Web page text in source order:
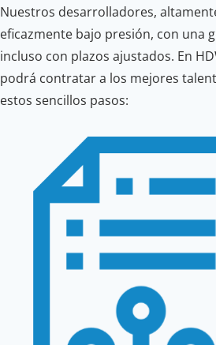
Nuestros desarrolladores,
eficazmente bajo presión, con una
incluso con plazos ajustados. En
podrá contratar a los mejores
estos sencillos pasos: